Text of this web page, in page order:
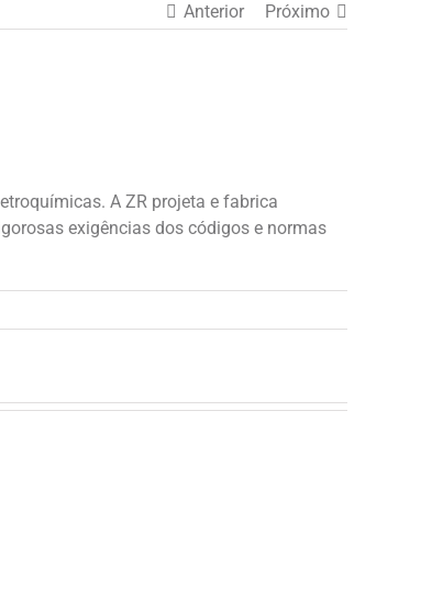
Anterior Próximo
A ZR projeta e fabrica
exigências dos códigos e normas